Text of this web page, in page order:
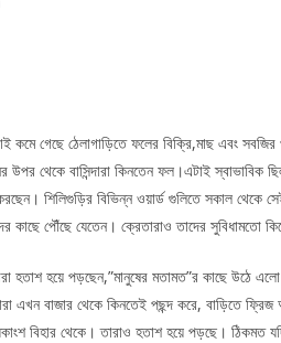
গেছে ঠেলাগাড়িতে ফলের বিক্রি,মাছ এবং
উপর থেকে বাসিন্দারা কিনতেন ফল।এটাই স্বাভাবিক
শিলিগুড়ির বিভিন্ন ওয়ার্ড গুলিতে সকাল
কাছে পৌঁছে যেতেন। ক্রেতারাও তাদের সুবিধামতো
হতাশ হয়ে পড়ছেন,”মানুষের মতামত”র কাছে উঠে
এখন বাজার থেকে কিনতেই পছন্দ করে, বাড়িতে
বিহার থেকে। তারাও হতাশ হয়ে পড়ছে। ঠিকমত